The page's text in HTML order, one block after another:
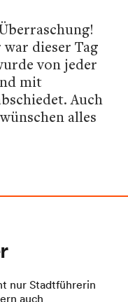
dieser Tag
von jeder
mit
Auch
alles
nur Stadtführerin
auch